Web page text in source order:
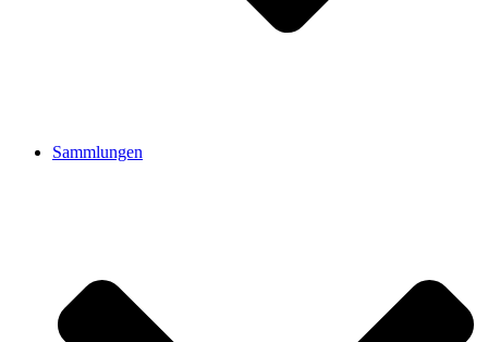
Sammlungen